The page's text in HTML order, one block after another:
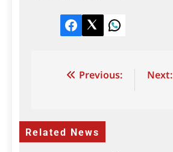
Facebook
TwitterLinkedIn
Post Previous: Next:
Related News